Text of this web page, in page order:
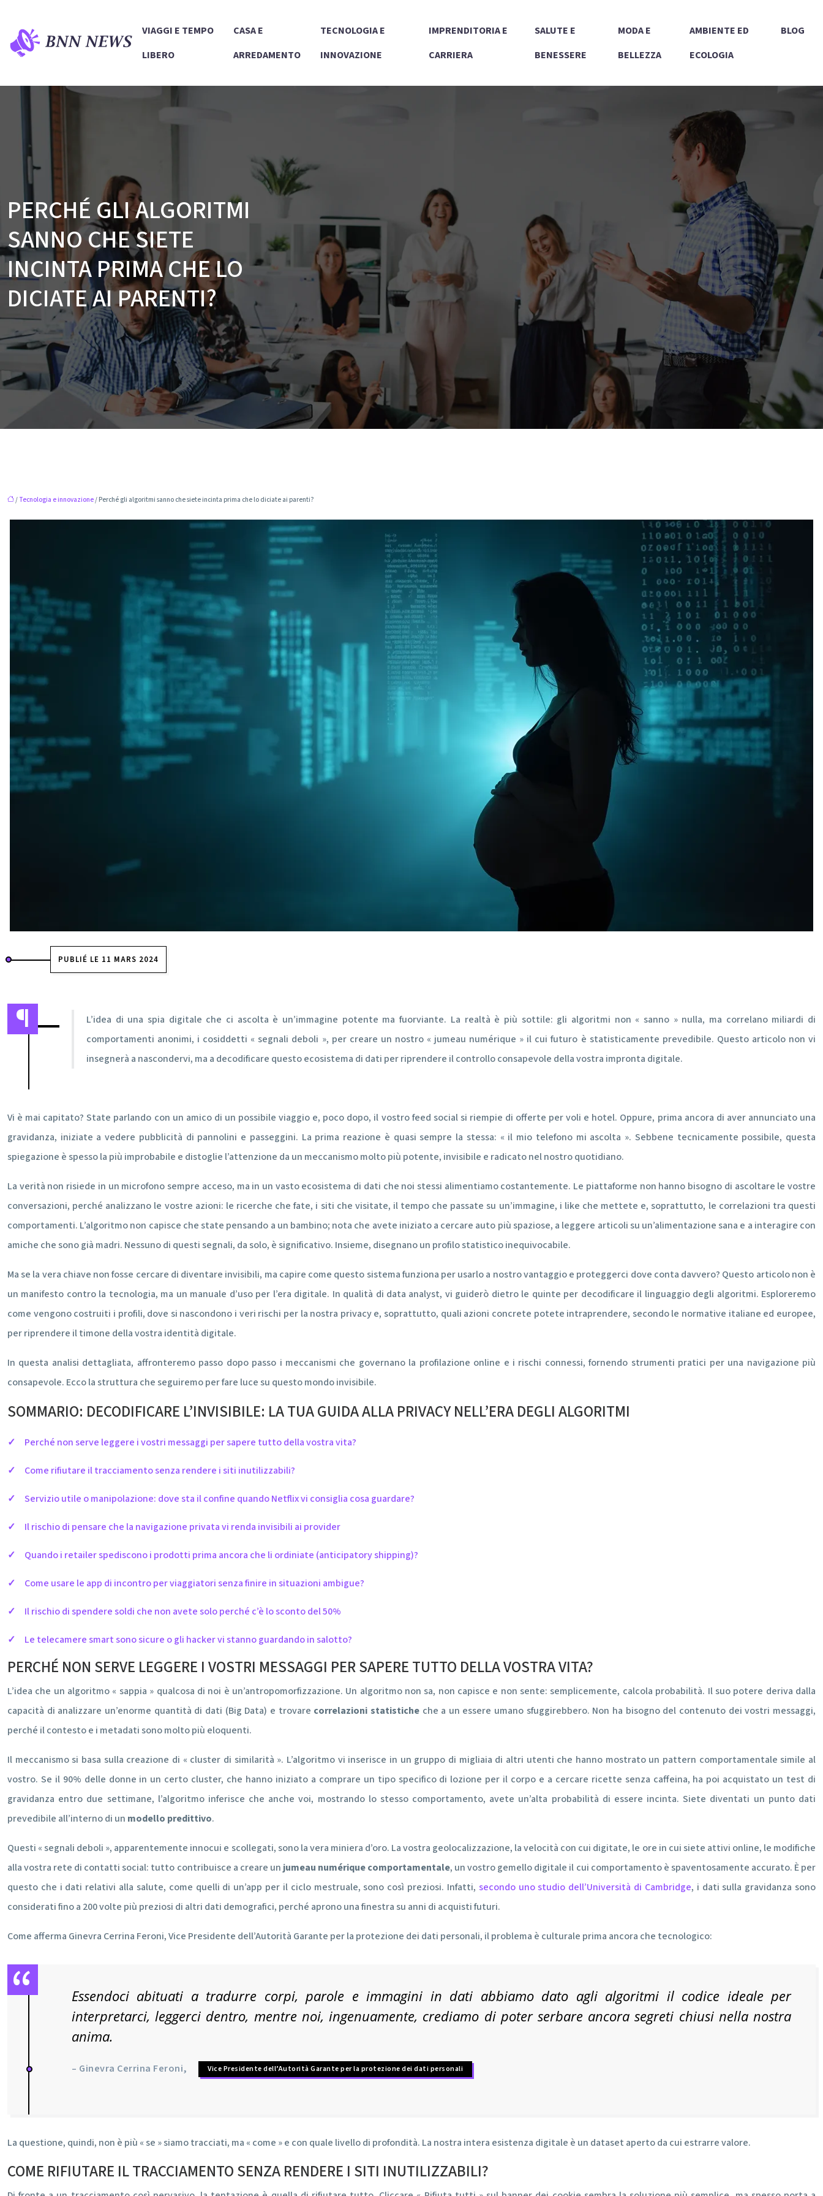
VIAGGI E TEMPO
LIBERO
CASA E
ARREDAMENTO
TECNOLOGIA E
INNOVAZIONE
IMPRENDITORIA E
CARRIERA
SALUTE E
BENESSERE
MODA E
BELLEZZA
AMBIENTE ED
ECOLOGIA
BLOG
PERCHÉ GLI ALGORITMI
SANNO CHE SIETE
INCINTA PRIMA CHE LO
DICIATE AI PARENTI?
/ Tecnologia e innovazione/ Perché gli algoritmi sanno che siete incinta prima che lo diciate ai parenti?
PUBLIÉ LE 11 MARS 2024
L’idea di una spia digitale che ci ascolta è un’immagine potente ma fuorviante. La realtà è più sottile: gli algoritmi non « sanno » nulla, ma correlano miliardi di
comportamenti anonimi, i cosiddetti « segnali deboli », per creare un nostro « jumeau numérique » il cui futuro è statisticamente prevedibile. Questo articolo non vi
insegnerà a nascondervi, ma a decodificare questo ecosistema di dati per riprendere il controllo consapevole della vostra impronta digitale.
Vi è mai capitato? State parlando con un amico di un possibile viaggio e, poco dopo, il vostro feed social si riempie di offerte per voli e hotel. Oppure, prima ancora di aver annunciato una
gravidanza, iniziate a vedere pubblicità di pannolini e passeggini. La prima reazione è quasi sempre la stessa: « il mio telefono mi ascolta ». Sebbene tecnicamente possibile, questa
spiegazione è spesso la più improbabile e distoglie l’attenzione da un meccanismo molto più potente, invisibile e radicato nel nostro quotidiano.
La verità non risiede in un microfono sempre acceso, ma in un vasto ecosistema di dati che noi stessi alimentiamo costantemente. Le piattaforme non hanno bisogno di ascoltare le vostre
conversazioni, perché analizzano le vostre azioni: le ricerche che fate, i siti che visitate, il tempo che passate su un’immagine, i like che mettete e, soprattutto, le correlazioni tra questi
comportamenti. L’algoritmo non capisce che state pensando a un bambino; nota che avete iniziato a cercare auto più spaziose, a leggere articoli su un’alimentazione sana e a interagire con
amiche che sono già madri. Nessuno di questi segnali, da solo, è significativo. Insieme, disegnano un profilo statistico inequivocabile.
Ma se la vera chiave non fosse cercare di diventare invisibili, ma capire come questo sistema funziona per usarlo a nostro vantaggio e proteggerci dove conta davvero? Questo articolo non è
un manifesto contro la tecnologia, ma un manuale d’uso per l’era digitale. In qualità di data analyst, vi guiderò dietro le quinte per decodificare il linguaggio degli algoritmi. Esploreremo
come vengono costruiti i profili, dove si nascondono i veri rischi per la nostra privacy e, soprattutto, quali azioni concrete potete intraprendere, secondo le normative italiane ed europee,
per riprendere il timone della vostra identità digitale.
In questa analisi dettagliata, affronteremo passo dopo passo i meccanismi che governano la profilazione online e i rischi connessi, fornendo strumenti pratici per una navigazione più
consapevole. Ecco la struttura che seguiremo per fare luce su questo mondo invisibile.
SOMMARIO: DECODIFICARE L’INVISIBILE: LA TUA GUIDA ALLA PRIVACY NELL’ERA DEGLI ALGORITMI
Perché non serve leggere i vostri messaggi per sapere tutto della vostra vita?
Come rifiutare il tracciamento senza rendere i siti inutilizzabili?
Servizio utile o manipolazione: dove sta il confine quando Netflix vi consiglia cosa guardare?
Il rischio di pensare che la navigazione privata vi renda invisibili ai provider
Quando i retailer spediscono i prodotti prima ancora che li ordiniate (anticipatory shipping)?
Come usare le app di incontro per viaggiatori senza finire in situazioni ambigue?
Il rischio di spendere soldi che non avete solo perché c’è lo sconto del 50%
Le telecamere smart sono sicure o gli hacker vi stanno guardando in salotto?
PERCHÉ NON SERVE LEGGERE I VOSTRI MESSAGGI PER SAPERE TUTTO DELLA VOSTRA VITA?
L’idea che un algoritmo « sappia » qualcosa di noi è un’antropomorfizzazione. Un algoritmo non sa, non capisce e non sente: semplicemente, calcola probabilità. Il suo potere deriva dalla
capacità di analizzare un’enorme quantità di dati (Big Data) e trovare correlazioni statisticheche a un essere umano sfuggirebbero. Non ha bisogno del contenuto dei vostri messaggi,
perché il contesto e i metadati sono molto più eloquenti.
Il meccanismo si basa sulla creazione di « cluster di similarità ». L’algoritmo vi inserisce in un gruppo di migliaia di altri utenti che hanno mostrato un pattern comportamentale simile al
vostro. Se il 90% delle donne in un certo cluster, che hanno iniziato a comprare un tipo specifico di lozione per il corpo e a cercare ricette senza caffeina, ha poi acquistato un test di
gravidanza entro due settimane, l’algoritmo inferisce che anche voi, mostrando lo stesso comportamento, avete un’alta probabilità di essere incinta. Siete diventati un punto dati
prevedibile all’interno di un modello predittivo.
Questi « segnali deboli », apparentemente innocui e scollegati, sono la vera miniera d’oro. La vostra geolocalizzazione, la velocità con cui digitate, le ore in cui siete attivi online, le modifiche
alla vostra rete di contatti social: tutto contribuisce a creare un jumeau numérique comportamentale, un vostro gemello digitale il cui comportamento è spaventosamente accurato. È per
questo che i dati relativi alla salute, come quelli di un’app per il ciclo mestruale, sono così preziosi. Infatti, secondo uno studio dell’Università di Cambridge, i dati sulla gravidanza sono
considerati fino a 200 volte più preziosi di altri dati demografici, perché aprono una finestra su anni di acquisti futuri.
Come afferma Ginevra Cerrina Feroni, Vice Presidente dell’Autorità Garante per la protezione dei dati personali, il problema è culturale prima ancora che tecnologico:
Essendoci abituati a tradurre corpi, parole e immagini in dati abbiamo dato agli algoritmi il codice ideale per
interpretarci, leggerci dentro, mentre noi, ingenuamente, crediamo di poter serbare ancora segreti chiusi nella nostra
anima.
– Ginevra Cerrina Feroni, Vice Presidente dell’Autorità Garante per la protezione dei dati personali
La questione, quindi, non è più « se » siamo tracciati, ma « come » e con quale livello di profondità. La nostra intera esistenza digitale è un dataset aperto da cui estrarre valore.
COME RIFIUTARE IL TRACCIAMENTO SENZA RENDERE I SITI INUTILIZZABILI?